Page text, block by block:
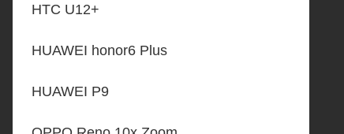
HTC U12+
HUAWEI honor6 Plus
HUAWEI P9